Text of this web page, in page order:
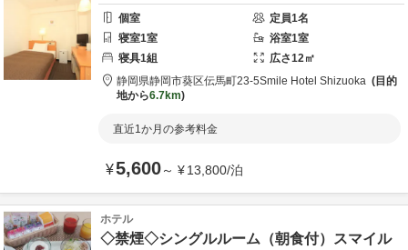
個室
定員1名
寝室1室 浴室1室
寝具1組 広さ12㎡
静岡県静岡市葵区伝馬町23-5Smile Hotel Shizuoka
目的
地から6.7km
直近1か月の参考料金
¥5,600～ ¥13,800/泊
ホテル
◇禁煙◇シングルルーム（朝食付）スマイル